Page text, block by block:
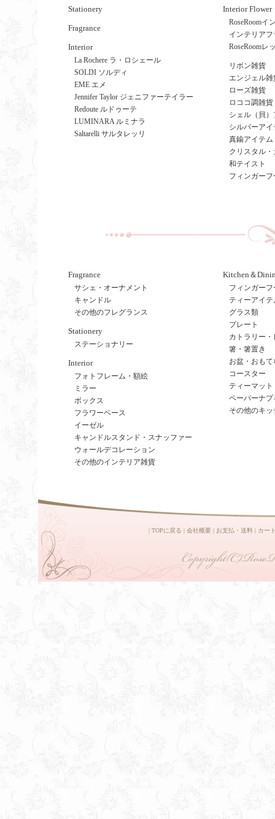
Stationery
Fragrance
Interior
La Rochere ラ・ロシェール
SOLDI ソルディ
EME エメ
Jennifer Taylor ジェニファーテイラー
Redoute ルドゥーテ
LUMINARA ルミナラ
Saltarelli サルタレッリ
Interior Flower
RoseRoomイ
インテリア
RoseRoomレ
リボン雑貨
エンジェル雑
ローズ雑貨
ロココ調雑貨
シェル（貝
シルバーアイ
真鍮アイテム
クリスタル
和テイスト
フィンガー
Fragrance
サシェ・オーナメント
キャンドル
その他のフレグランス
Stationery
ステーショナリー
Interior
フォトフレーム・額絵
ミラー
ボックス
フラワーベース
イーゼル
キャンドルスタンド・スナッファー
ウォールデコレーション
その他のインテリア雑貨
Kitchen＆
フィンガー
ティーアイテ
グラス類
プレート
カトラリー
箸・箸置き
お盆・おも
コースター
ティーマッ
ペーパーナプ
その他のキ
| TOPに戻る | 会社概要| お支払・送料| カー